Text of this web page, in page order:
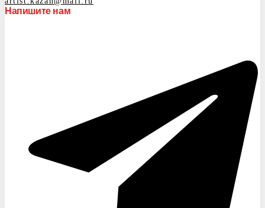
Напишите нам